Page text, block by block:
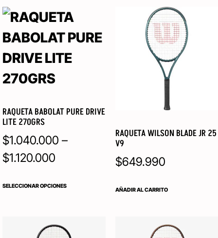
RAQUETA BABOLAT PURE DRIVE
LITE 270GRS
$1.040.000 –
$1.120.000
SELECCIONAR OPCIONES
RAQUETA WILSON BLADE JR 25
V9
$649.990
AÑADIR AL CARRITO